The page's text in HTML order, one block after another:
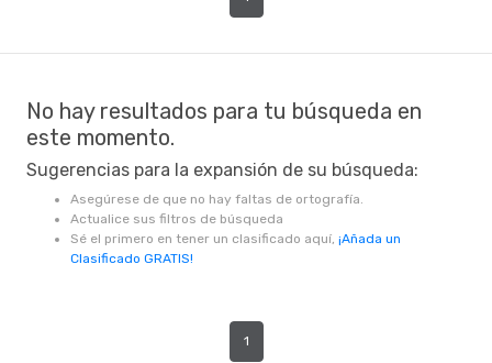
No hay resultados para tu búsqueda en
este momento.
Sugerencias para la expansión de su búsqueda:
Asegúrese de que no hay faltas de ortografía.
Actualice sus filtros de búsqueda
Sé el primero en tener un clasificado aquí, ¡Añada un
Clasificado GRATIS!
1